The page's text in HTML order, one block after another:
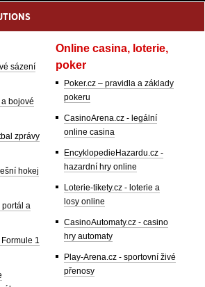
sázení
a bojové
zprávy
hokej
portál a
1
Online casina, loterie,
poker
Poker.cz – pravidla a základy
pokeru
CasinoArena.cz - legální
online casina
EncyklopedieHazardu.cz -
hazardní hry online
Loterie-tikety.cz - loterie a
losy online
CasinoAutomaty.cz - casino
hry automaty
Play-Arena.cz - sportovní živé
přenosy